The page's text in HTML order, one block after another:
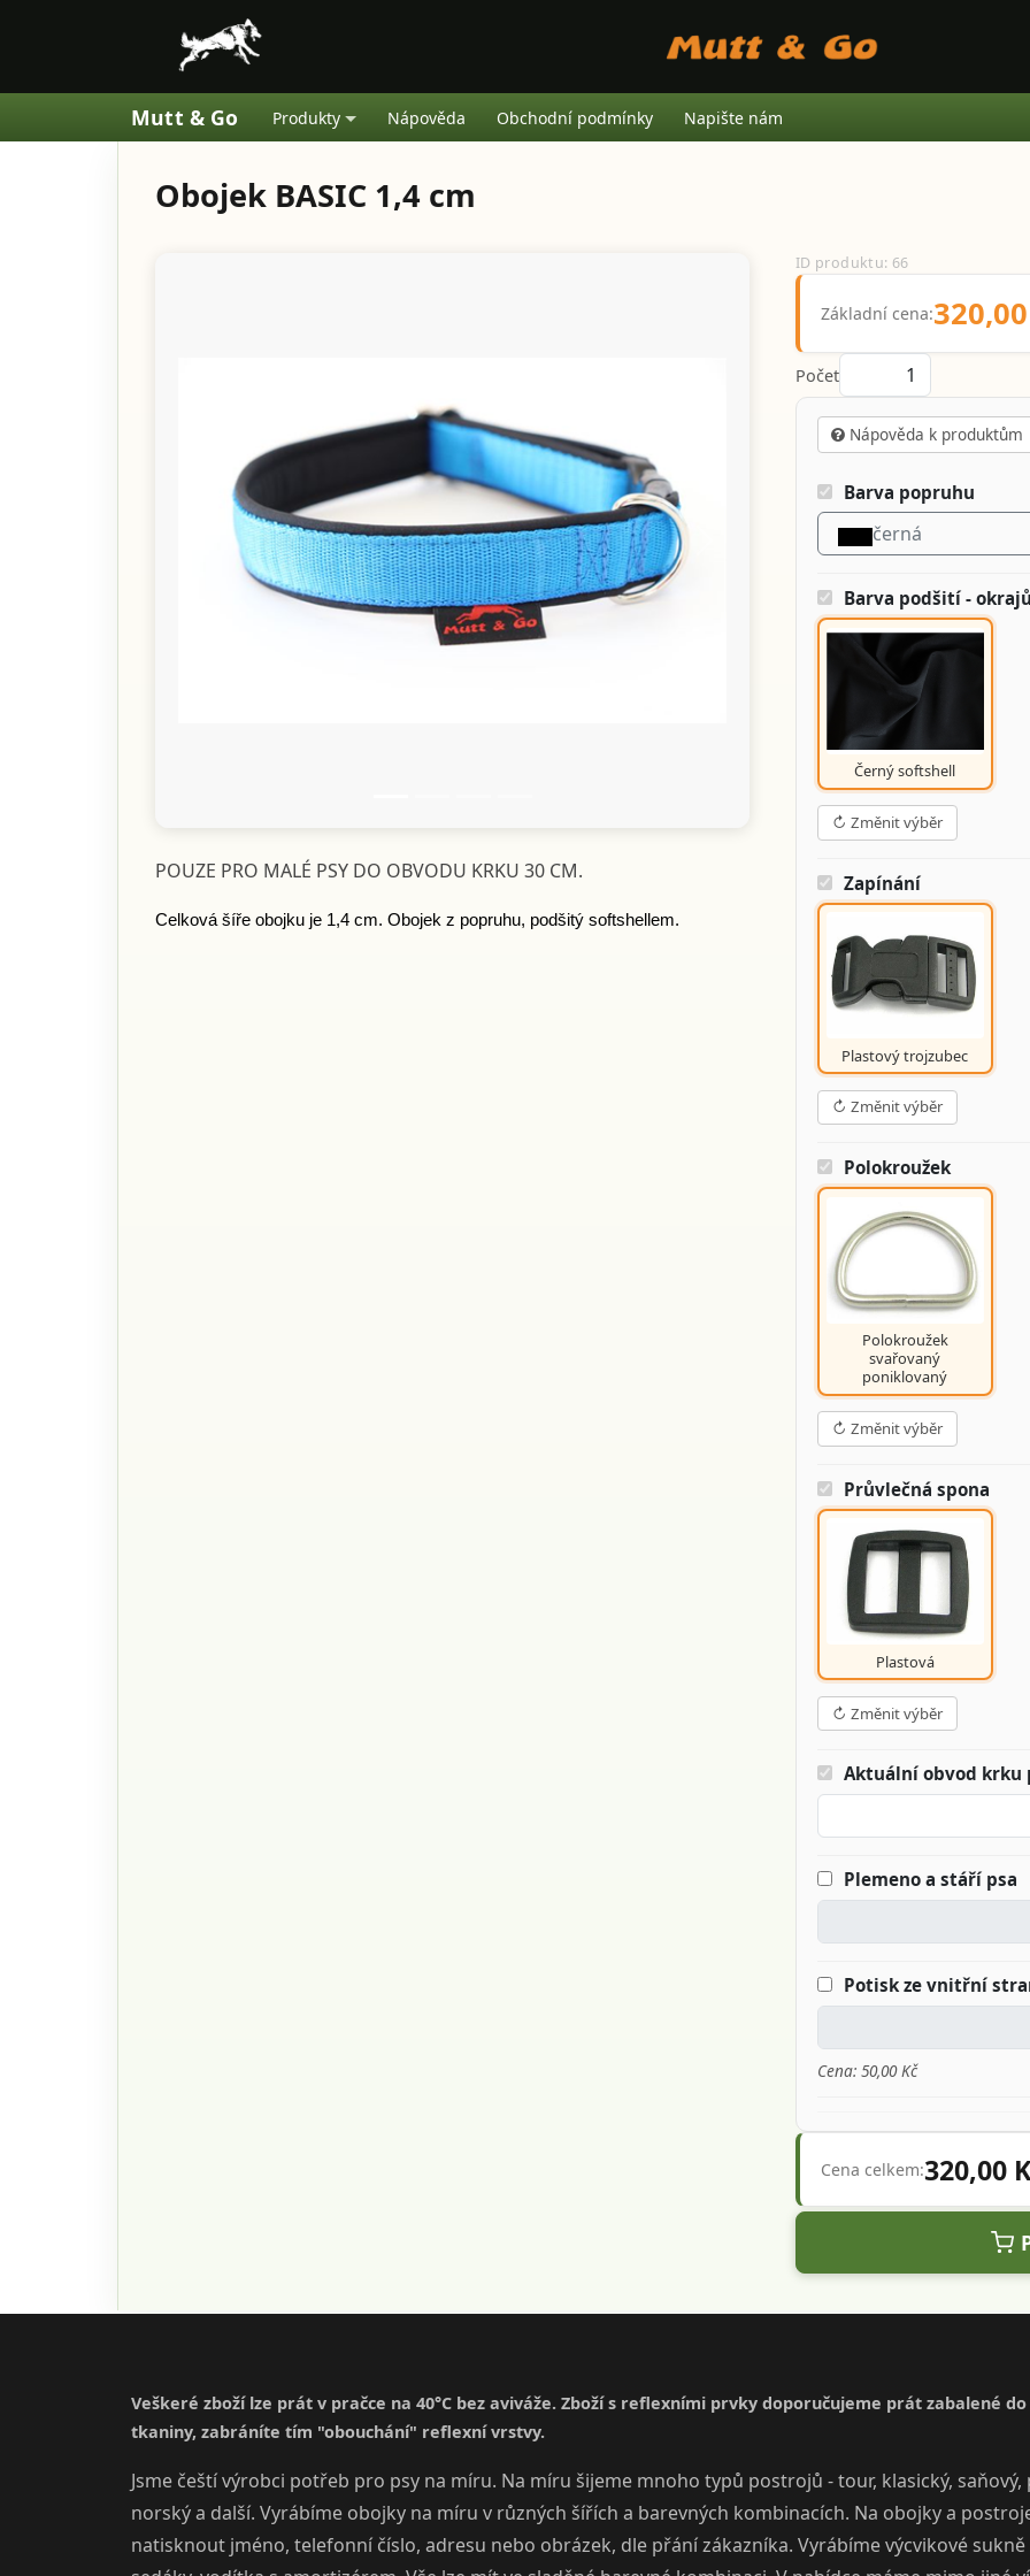
Mutt & Go Produkty Nápověda Obchodní podmínky Napište nám
Obojek BASIC 1,4 cm
Předchozí
POUZE PRO MALÉ PSY DO OBVODU KRKU 30 CM.
Celková šíře obojku je 1,4 cm. Obojek z popruhu, podšitý softshellem.
ID produktu: 66
Základní cena:
Počet
Nápověda k produktům
Barva popruhu
černá
Barva podšití -
Černý softshell
↻ Změnit výběr
Zapínání
Plastový trojzubec
↻ Změnit výběr
Polokroužek
Polokroužek
svařovaný
poniklovaný
↻ Změnit výběr
Průvlečná spona
Plastová
↻ Změnit výběr
Aktuální obvod krku
Plemeno a stáří psa
Potisk ze vnitřní
Cena: 50,00 Kč
Cena celkem:320,00
Veškeré zboží lze prát v pračce na 40°C bez aviváže. Zboží s reflexními prvky doporučujeme prát zabalené
tkaniny, zabráníte tím "obouchání" reflexní vrstvy.
Jsme čeští výrobci potřeb pro psy na míru. Na míru šijeme mnoho typů postrojů - tour, klasický, saňový,
norský a další. Vyrábíme obojky na míru v různých šířích a barevných kombinacích. Na obojky a
natisknout jméno, telefonní číslo, adresu nebo obrázek, dle přání zákazníka. Vyrábíme výcvikové